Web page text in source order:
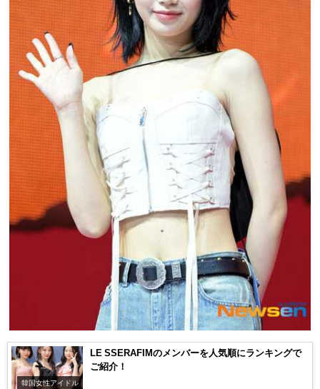
韓国女性アイドル
LE SSERAFIMのメンバーを人気順にランキングで
ご紹介！